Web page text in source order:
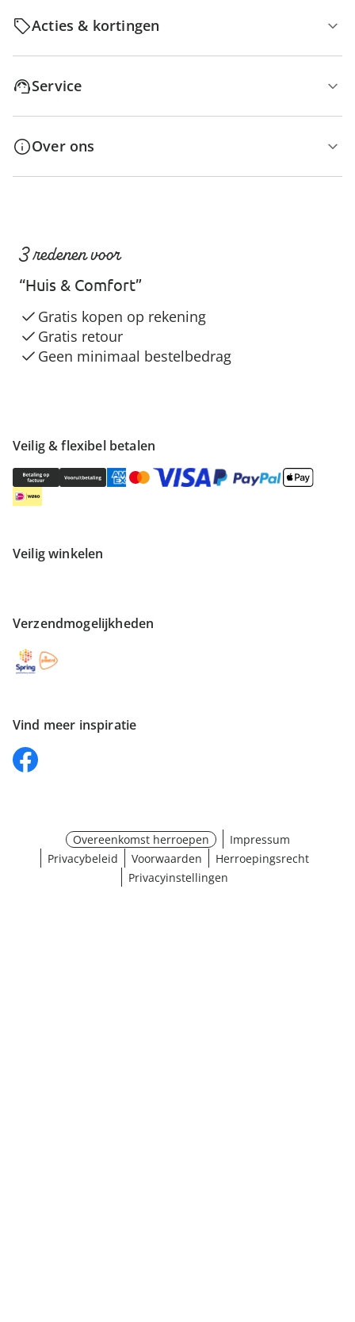
Acties & kortingen
Service
Over ons
Veilig & flexibel betalen
Veilig winkelen
Verzendmogelijkheden
Vind meer inspiratie
3 redenen voor
“Huis & Comfort”
Gratis kopen op rekening
Gratis retour
Geen minimaal bestelbedrag
Overeenkomst herroepen
Impressum
Privacybeleid
Voorwaarden
Herroepingsrecht
Privacyinstellingen